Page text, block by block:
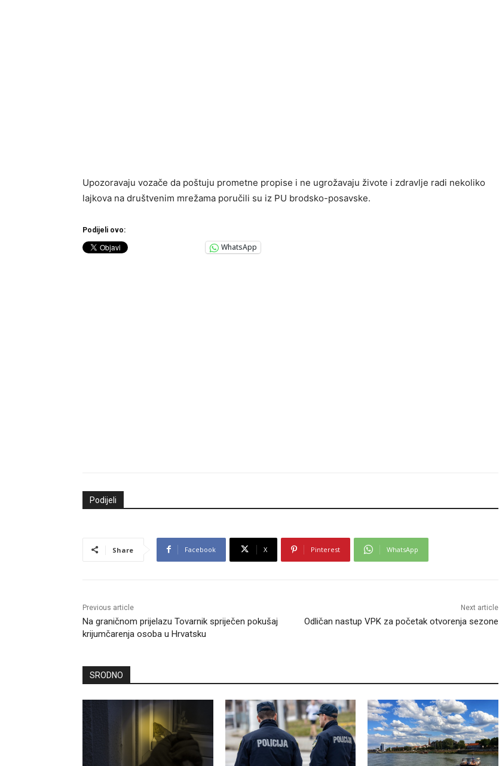
Upozoravaju vozače da poštuju prometne propise i ne ugrožavaju živote i zdravlje radi nekoliko
lajkova na društvenim mrežama poručili su iz PU brodsko-posavske.
Podijeli ovo:
WhatsApp
Podijeli
Share Facebook X Pinterest WhatsApp
Previous article
Na graničnom prijelazu Tovarnik spriječen pokušaj
krijumčarenja osoba u Hrvatsku
Next article
Odličan nastup VPK za početak otvorenja sezone
SRODNO